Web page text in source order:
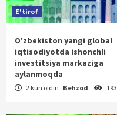
E'tirof
O'zbekiston yangi global
iqtisodiyotda ishonchli
investitsiya markaziga
aylanmoqda
2 kun oldin Behzod 193